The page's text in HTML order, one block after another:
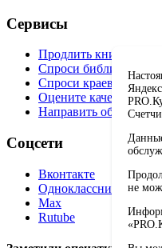
Сервисы
Продлить книгу
Спроси библиотекаря
Спроси краеведа
Оцените качество
Направить обращение
Соцсети
Вконтакте
Одноклассники
Max
Rutube
не